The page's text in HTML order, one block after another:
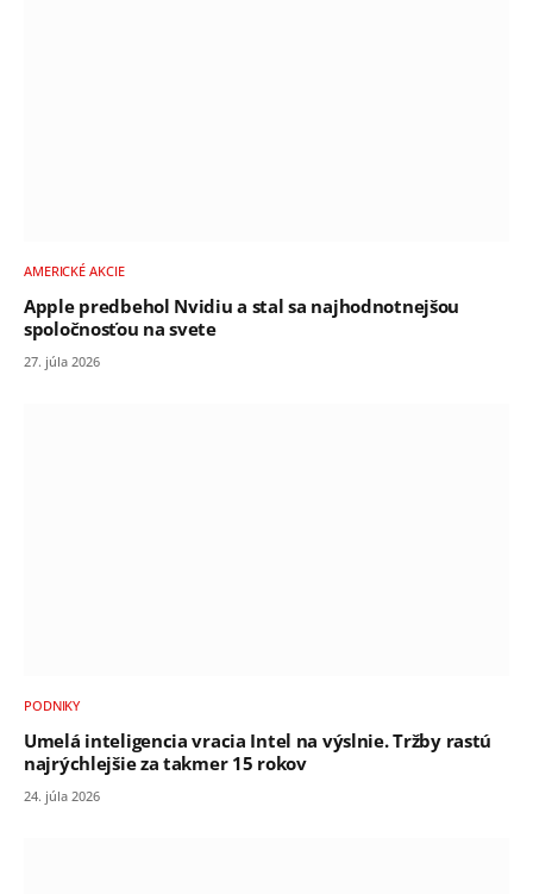
AMERICKÉ AKCIE
Apple predbehol Nvidiu a stal sa najhodnotnejšou
spoločnosťou na svete
27. júla 2026
PODNIKY
Umelá inteligencia vracia Intel na výslnie. Tržby rastú
najrýchlejšie za takmer 15 rokov
24. júla 2026